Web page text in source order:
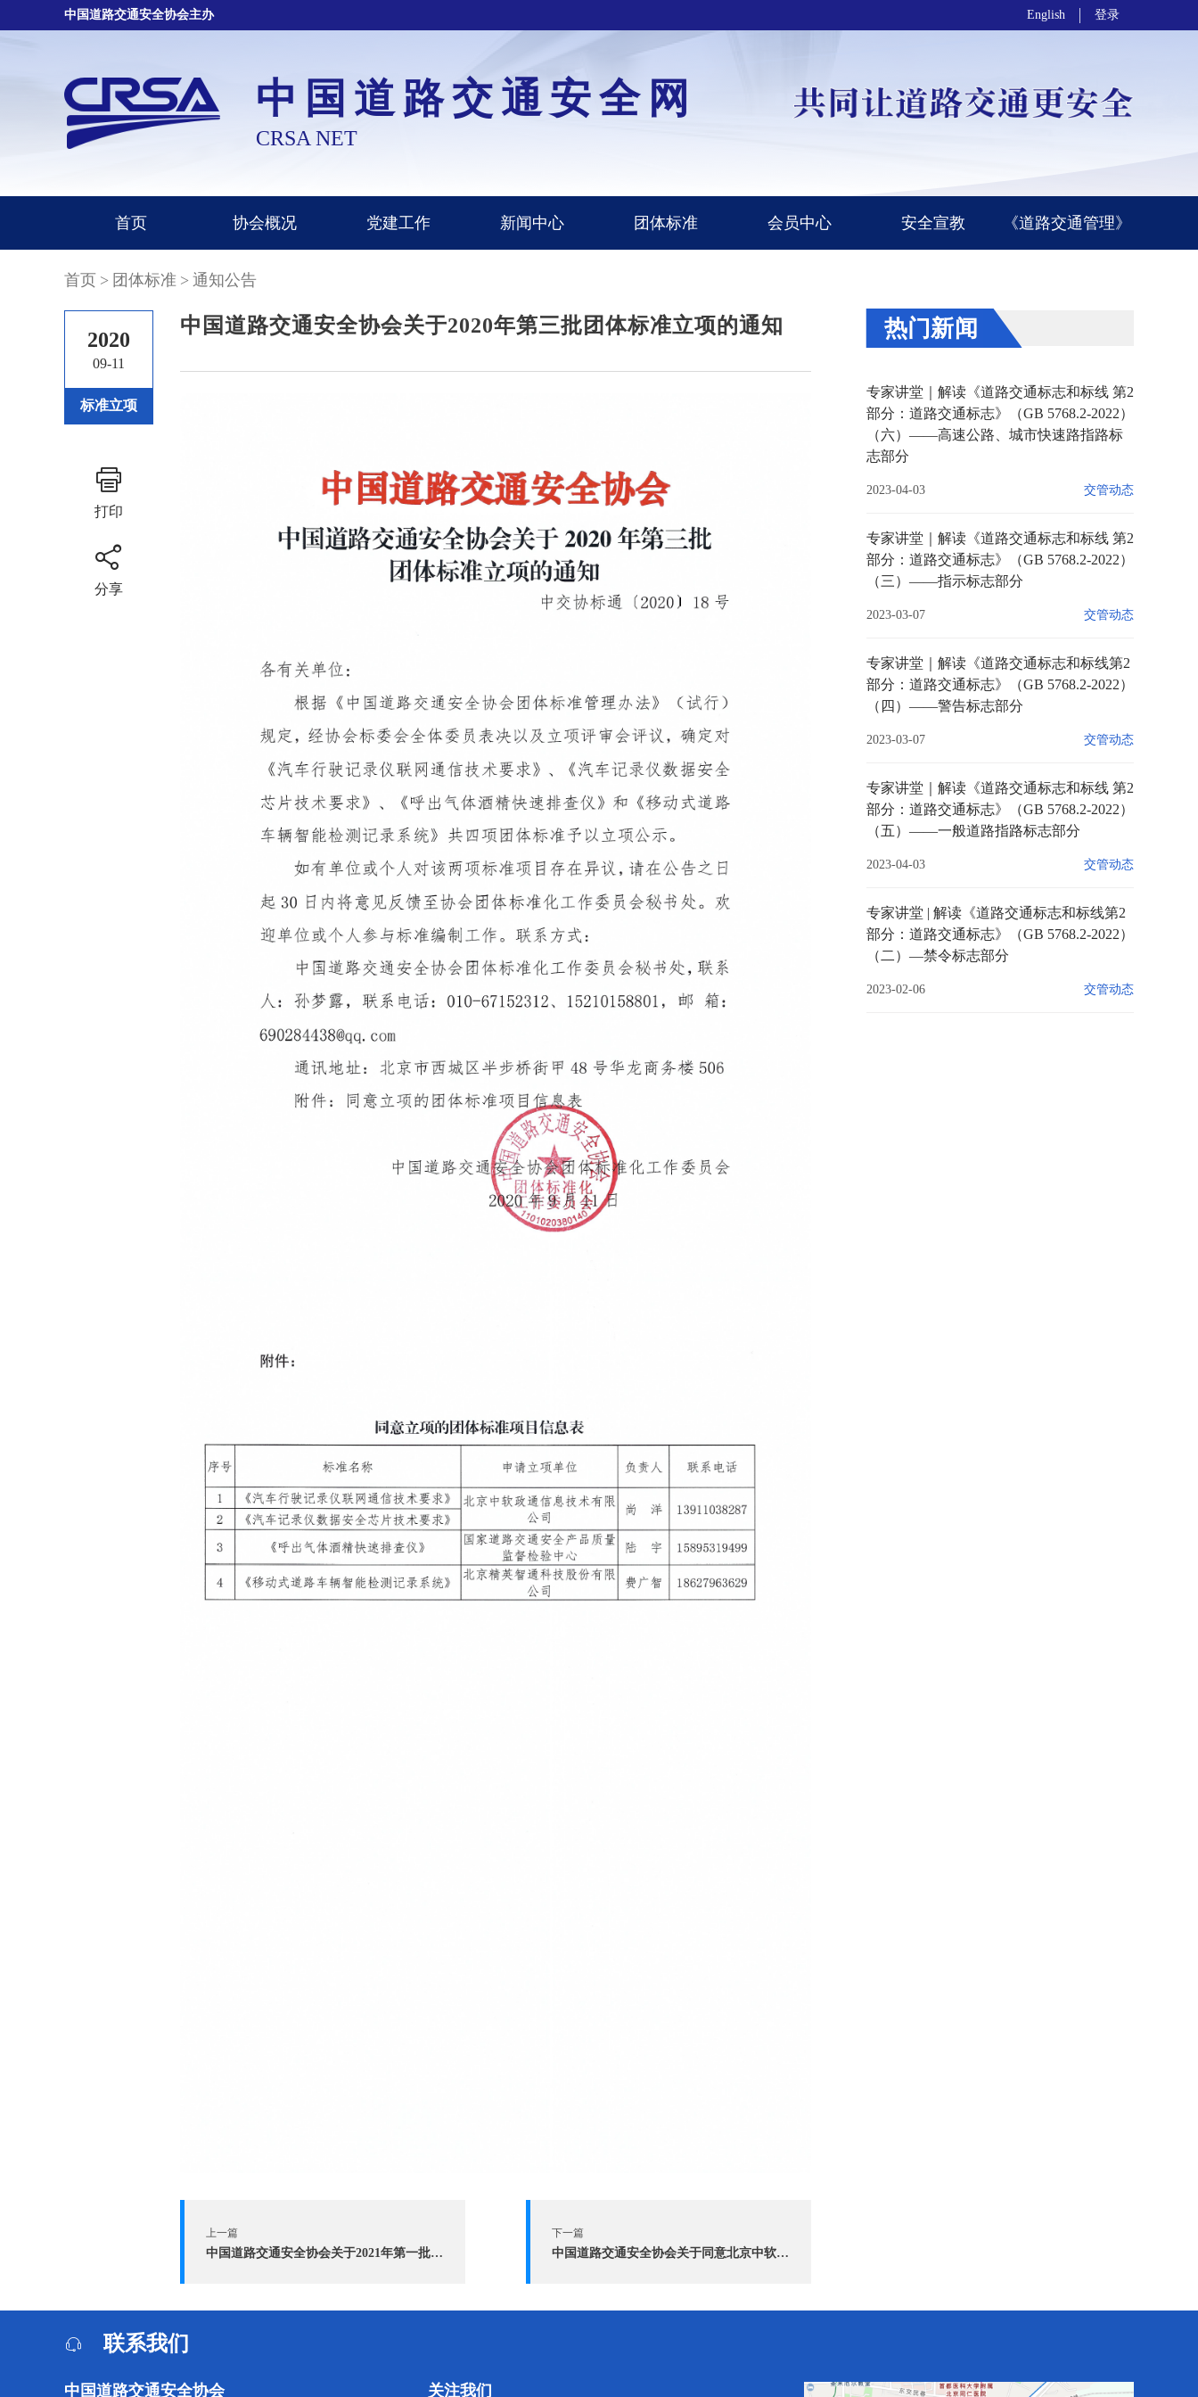
中国道路交通安全协会主办 English 登录
中国道路交通安全网
CRSA NET
首页 协会概况 党建工作 新闻中心 团体标准 会员中心 安全宣教 《道路交通管理》
首页 > 团体标准 > 通知公告
2020
09-11
标准立项
打印
分享
中国道路交通安全协会关于2020年第三批团体标准立项的通知
上一篇
中国道路交通安全协会关于2021年第一批团体标准立项的通知
下一篇
中国道路交通安全协会关于同意北京中软政通信息技术有限公司团体标准立项的通知
热门新闻
专家讲堂｜解读《道路交通标志和标线 第2
部分：道路交通标志》（GB 5768.2-2022）
（六）——高速公路、城市快速路指路标
志部分
2023-04-03 交管动态
专家讲堂｜解读《道路交通标志和标线 第2
部分：道路交通标志》（GB 5768.2-2022）
（三）——指示标志部分
2023-03-07 交管动态
专家讲堂｜解读《道路交通标志和标线第2
部分：道路交通标志》（GB 5768.2-2022）
（四）——警告标志部分
2023-03-07 交管动态
专家讲堂｜解读《道路交通标志和标线 第2
部分：道路交通标志》（GB 5768.2-2022）
（五）——一般道路指路标志部分
2023-04-03 交管动态
专家讲堂 | 解读《道路交通标志和标线第2
部分：道路交通标志》（GB 5768.2-2022）
（二）—禁令标志部分
2023-02-06 交管动态
联系我们
中国道路交通安全协会 关注我们